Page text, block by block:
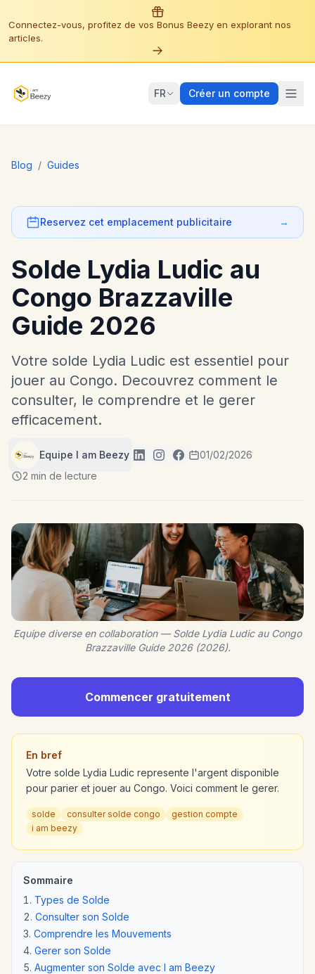
Connectez-vous, profitez de vos Bonus Beezy en explorant nos
articles.
FR Créer un compte
Blog / Guides
Reservez cet emplacement publicitaire →
Solde Lydia Ludic au
Congo Brazzaville
Guide 2026
Votre solde Lydia Ludic est essentiel pour
jouer au Congo. Decouvrez comment le
consulter, le comprendre et le gerer
efficacement.
Equipe I am Beezy
01/02/2026
2 min de lecture
Equipe diverse en collaboration — Solde Lydia Ludic au Congo
Brazzaville Guide 2026 (2026).
Commencer gratuitement
En bref
Votre solde Lydia Ludic represente l'argent disponible
pour parier et jouer au Congo. Voici comment le gerer.
solde consulter solde congo
gestion compte
i am beezy
Sommaire
Types de Solde
Consulter son Solde
Comprendre les Mouvements
Gerer son Solde
Augmenter son Solde avec I am Beezy